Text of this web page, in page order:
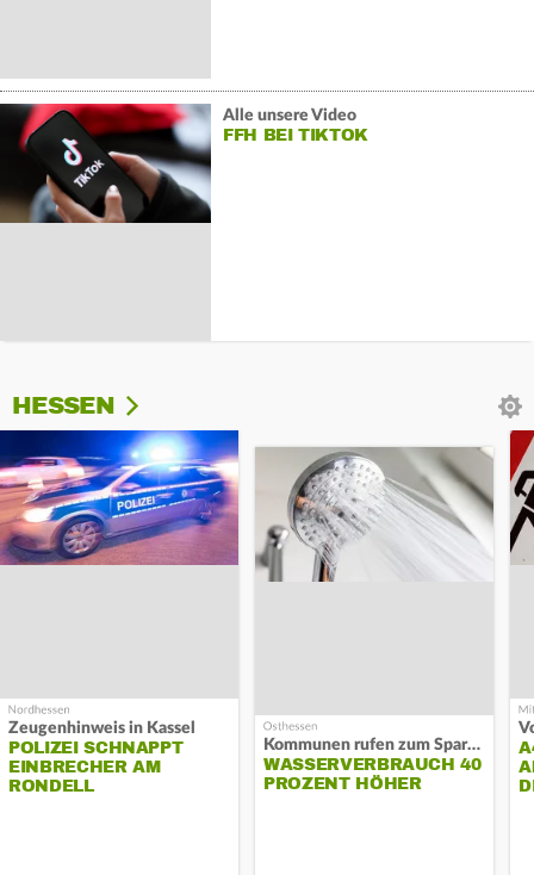
Alle unsere Video
FFH BEI TIKTOK
HESSEN
Zeugenhinweis in Kassel
POLIZEI SCHNAPPT
EINBRECHER AM
RONDELL
Kommunen rufen zum Sparen auf
WASSERVERBRAUCH 40
PROZENT HÖHER